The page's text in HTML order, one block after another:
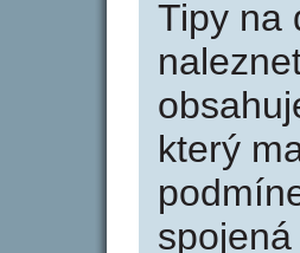
Tipy na
který